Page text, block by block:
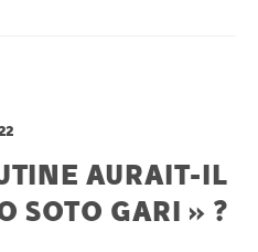
AURAIT-IL
SOTO GARI » ?